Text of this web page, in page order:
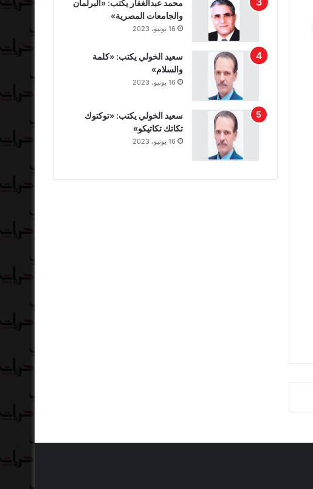
محمد عبدالغفار يكتب: «البرلمان
والجامعات المصرية»
16 يونيو، 2023
سعيد الخولي يكتب: «كلمة
والسلام»
16 يونيو، 2023
سعيد الخولي يكتب: «توكتوك
تكاتك تكاتيكو»
16 يونيو، 2023